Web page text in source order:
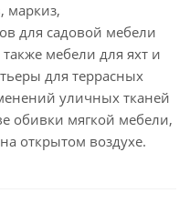
маркиз,
для садовой мебели
мебели для яхт и
для террасных
уличных тканей
обивки мягкой мебели,
открытом воздухе.